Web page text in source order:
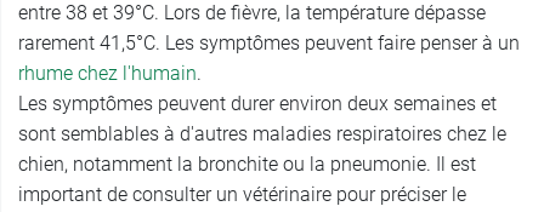
entre 38 et 39°C. Lors de fièvre, la température dépasse
rarement 41,5°C. Les symptômes peuvent faire penser à un
rhume chez l'humain.
Les symptômes peuvent durer environ deux semaines et
sont semblables à d'autres maladies respiratoires chez le
chien, notamment la bronchite ou la pneumonie. Il est
important de consulter un vétérinaire pour préciser le